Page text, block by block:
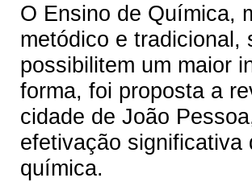
O Ensino de Química,
metódico e tradicional,
possibilitem um maior
forma, foi proposta a
cidade de João
efetivação significativa
química.